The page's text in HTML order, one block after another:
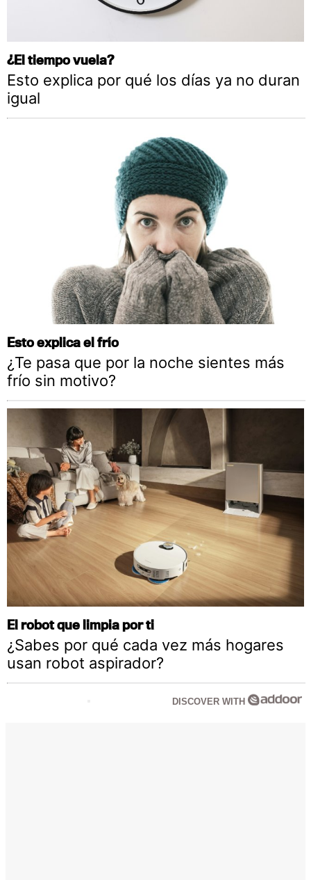
¿El tiempo vuela?
Esto explica por qué los días ya no duran
igual
Esto explica el frío
¿Te pasa que por la noche sientes más
frío sin motivo?
El robot que limpia por ti
¿Sabes por qué cada vez más hogares
usan robot aspirador?
DISCOVER WITH